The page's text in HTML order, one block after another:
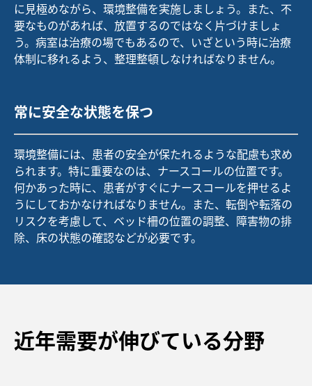
に見極めながら、環境整備を実施しましょう。また、不
要なものがあれば、放置するのではなく片づけましょ
う。病室は治療の場でもあるので、いざという時に治療
体制に移れるよう、整理整頓しなければなりません。
常に安全な状態を保つ
環境整備には、患者の安全が保たれるような配慮も求め
られます。特に重要なのは、ナースコールの位置です。
何かあった時に、患者がすぐにナースコールを押せるよ
うにしておかなければなりません。また、転倒や転落の
リスクを考慮して、ベッド柵の位置の調整、障害物の排
除、床の状態の確認などが必要です。
近年需要が伸びている分野